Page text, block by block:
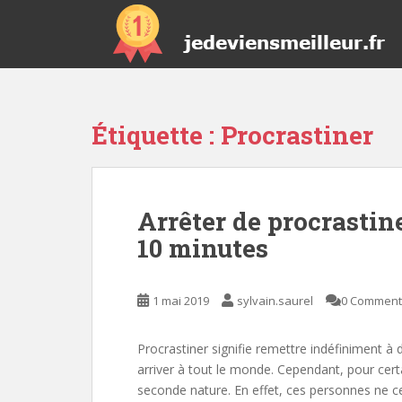
p
Étiquette : Procrastiner
Arrêter de
10 minutes
1 mai 2019 sylvain.saurel 0
Procrastiner signifie remettre indéfiniment à
arriver à tout le monde. Cependant, pour
seconde nature. En effet, ces personnes ne